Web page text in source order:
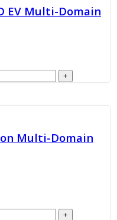
EV Multi-Domain
Multi-Domain